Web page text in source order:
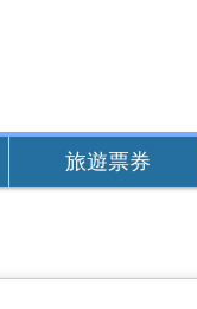
旅遊票券